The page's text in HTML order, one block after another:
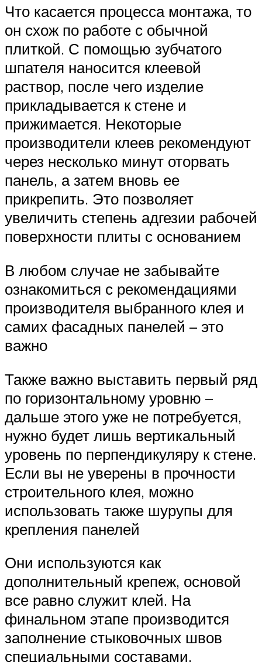
Что касается процесса монтажа, то
он схож по работе с обычной
плиткой. С помощью зубчатого
шпателя наносится клеевой
раствор, после чего изделие
прикладывается к стене и
прижимается. Некоторые
производители клеев рекомендуют
через несколько минут оторвать
панель, а затем вновь ее
прикрепить. Это позволяет
увеличить степень адгезии рабочей
поверхности плиты с основанием
В любом случае не забывайте
ознакомиться с рекомендациями
производителя выбранного клея и
самих фасадных панелей – это
важно
Также важно выставить первый ряд
по горизонтальному уровню –
дальше этого уже не потребуется,
нужно будет лишь вертикальный
уровень по перпендикуляру к стене.
Если вы не уверены в прочности
строительного клея, можно
использовать также шурупы для
крепления панелей
Они используются как
дополнительный крепеж, основой
все равно служит клей. На
финальном этапе производится
заполнение стыковочных швов
специальными составами.